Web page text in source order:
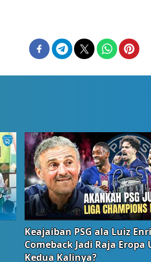
Keajaiban PSG ala Luiz
Comeback Jadi Raja Eropa
Kedua Kalinya?